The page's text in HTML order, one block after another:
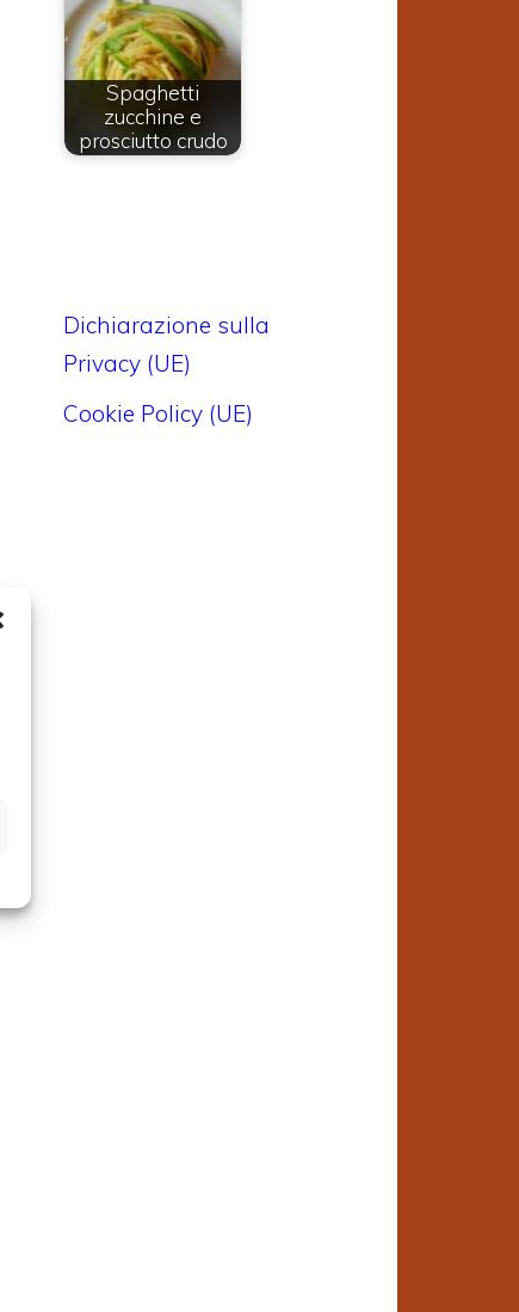
Spaghetti
zucchine e
prosciutto crudo
Dichiarazione sulla
Privacy (UE)
Cookie Policy (UE)